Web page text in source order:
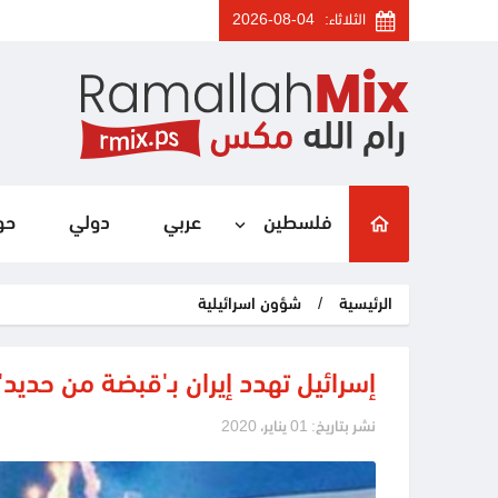
الثلاثاء: 2026-08-04
فلسطين عربي دولي
الرئيسية / شؤون اسرائيلية
إسرائيل تهدد إيران بـ'قبضة من
نشر بتاريخ: 01 يناير، 2020